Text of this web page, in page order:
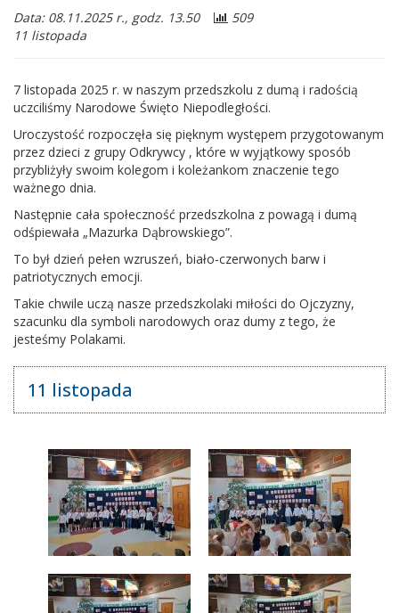
Data: 08.11.2025 r., godz. 13.50
509
11 listopada
7 listopada 2025 r. w naszym przedszkolu z dumą i radością
uczciliśmy Narodowe Święto Niepodległości.
Uroczystość rozpoczęła się pięknym występem przygotowanym
przez dzieci z grupy Odkrywcy , które w wyjątkowy sposób
przybliżyły swoim kolegom i koleżankom znaczenie tego
ważnego dnia.
Następnie cała społeczność przedszkolna z powagą i dumą
odśpiewała „Mazurka Dąbrowskiego”.
To był dzień pełen wzruszeń, biało-czerwonych barw i
patriotycznych emocji.
Takie chwile uczą nasze przedszkolaki miłości do Ojczyzny,
szacunku dla symboli narodowych oraz dumy z tego, że
jesteśmy Polakami.
11 listopada